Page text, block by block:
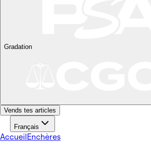
Gradation
Vends tes articles
Français
AccueilEnchères